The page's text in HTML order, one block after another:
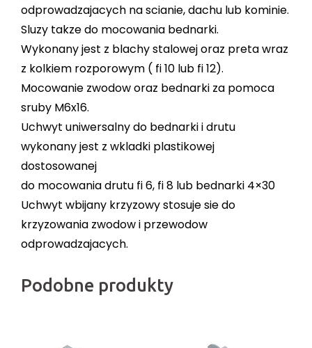
odprowadzajacych na scianie, dachu lub kominie.
Sluzy takze do mocowania bednarki.
Wykonany jest z blachy stalowej oraz preta wraz
z kolkiem rozporowym ( fi 10 lub fi 12).
Mocowanie zwodow oraz bednarki za pomoca
sruby M6x16.
Uchwyt uniwersalny do bednarki i drutu
wykonany jest z wkladki plastikowej
dostosowanej
do mocowania drutu fi 6, fi 8 lub bednarki 4×30
Uchwyt wbijany krzyzowy stosuje sie do
krzyzowania zwodow i przewodow
odprowadzajacych.
Podobne produkty